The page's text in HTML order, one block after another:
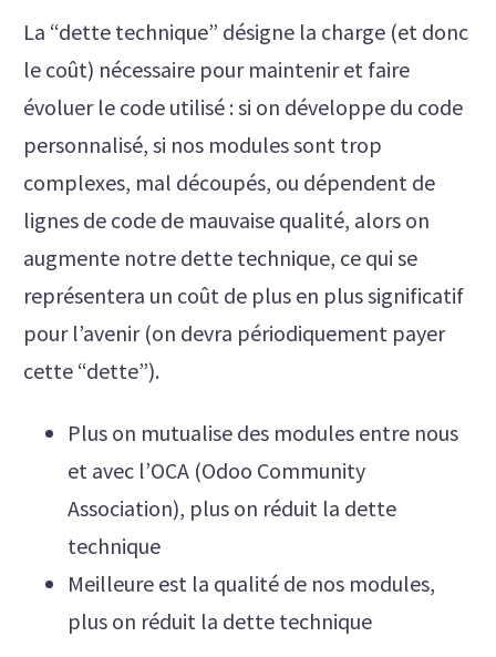
La “dette technique” désigne la charge (et donc
le coût) nécessaire pour maintenir et faire
évoluer le code utilisé : si on développe du code
personnalisé, si nos modules sont trop
complexes, mal découpés, ou dépendent de
lignes de code de mauvaise qualité, alors on
augmente notre dette technique, ce qui se
représentera un coût de plus en plus significatif
pour l’avenir (on devra périodiquement payer
cette “dette”).
Plus on mutualise des modules entre nous
et avec l’OCA (Odoo Community
Association), plus on réduit la dette
technique
Meilleure est la qualité de nos modules,
plus on réduit la dette technique